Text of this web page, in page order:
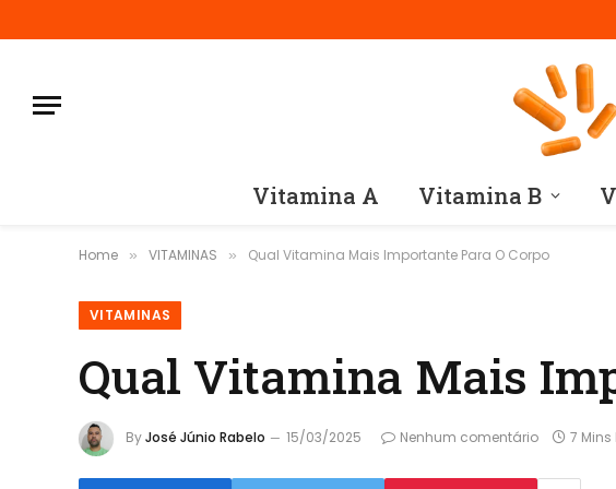
Vitamina A Vitamina B
Home » VITAMINAS » Qual Vitamina Mais Importante Para O Corpo
VITAMINAS
Qual Vitamina Mais
ByJosé Júnio Rabelo 15/03/2025 Nenhum comentário 7 Mins